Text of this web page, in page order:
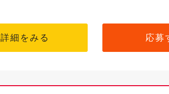
詳細をみる 応募